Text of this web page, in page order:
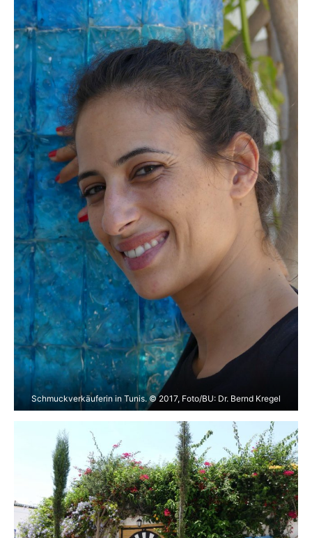
Schmuckverkäuferin in Tunis. © 2017, Foto/BU: Dr. Bernd Kregel